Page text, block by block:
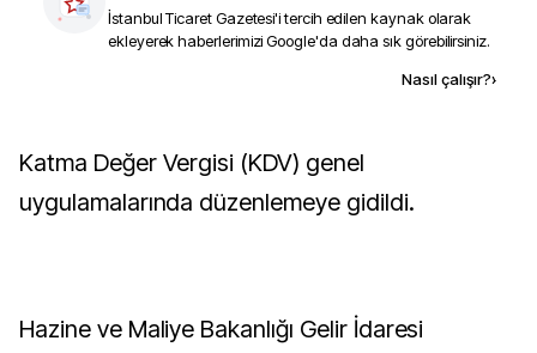
İstanbul Ticaret Gazetesi'i tercih edilen kaynak olarak
ekleyerek haberlerimizi Google'da daha sık görebilirsiniz.
Nasıl çalışır?›
Katma Değer Vergisi (KDV) genel
uygulamalarında düzenlemeye gidildi.
Hazine ve Maliye Bakanlığı Gelir İdaresi